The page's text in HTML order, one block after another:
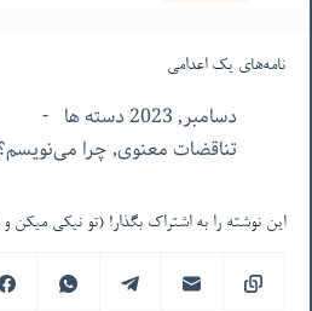
نامه‌های یک اعدامی
دسامبر, 2023 دسته ها
تناقضات معنوی,چرا
این نوشته را به اشتراک بگذار! (تو نیکی میکن و